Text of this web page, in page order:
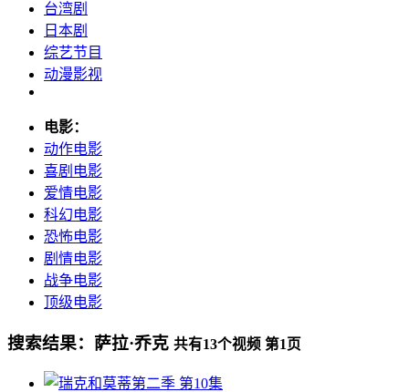
台湾剧
日本剧
综艺节目
动漫影视
电影：
动作电影
喜剧电影
爱情电影
科幻电影
恐怖电影
剧情电影
战争电影
顶级电影
搜索结果： 萨拉·乔克 共有13个视频 第1 页
第10集